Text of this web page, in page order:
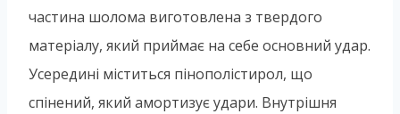
частина шолома виготовлена з твердого
матеріалу, який приймає на себе основний удар.
Усередині міститься пінополістирол, що
спінений, який амортизує удари. Внутрішня